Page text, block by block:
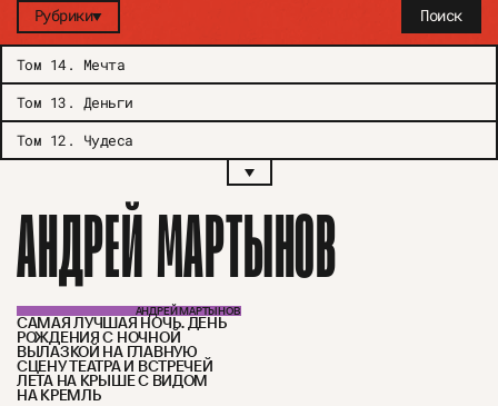
Поиск
Рубрики
Том 14.
Мечта
Том 13 . Деньги
Том 12 . Чудеса
АНДРЕЙ МАРТЫНОВ
АНДРЕЙ МАРТЫНОВ
САМАЯ ЛУЧШАЯ НОЧЬ. ДЕНЬ
РОЖДЕНИЯ С НОЧНОЙ
ВЫЛАЗКОЙ НА ГЛАВНУЮ
СЦЕНУ ТЕАТРА И ВСТРЕЧЕЙ
ЛЕТА НА КРЫШЕ С ВИДОМ
НА КРЕМЛЬ